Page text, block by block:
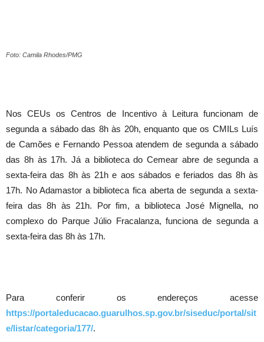
Foto: Camila Rhodes/PMG
Nos CEUs os Centros de Incentivo à Leitura funcionam de
segunda a sábado das 8h às 20h, enquanto que os CMILs Luís
de Camões e Fernando Pessoa atendem de segunda a sábado
das 8h às 17h. Já a biblioteca do Cemear abre de segunda a
sexta-feira das 8h às 21h e aos sábados e feriados das 8h às
17h. No Adamastor a biblioteca fica aberta de segunda a sexta-
feira das 8h às 21h. Por fim, a biblioteca José Mignella, no
complexo do Parque Júlio Fracalanza, funciona de segunda a
sexta-feira das 8h às 17h.
Para conferir os endereços acesse
https://portaleducacao.guarulhos.sp.gov.br/siseduc/portal/sit
e/listar/categoria/177/.